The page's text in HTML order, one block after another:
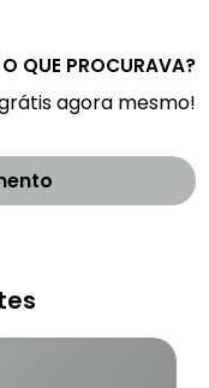
QUE PROCURAVA?
agora mesmo!